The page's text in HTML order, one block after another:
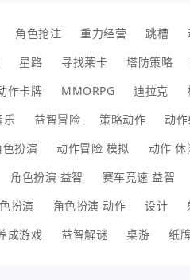
角色抢注 重力经营 跳槽
星路 寻找莱卡 塔防策略
作卡牌 MMORPG 迪拉克
乐 益智冒险 策略动作 动
扮演 动作冒险 模拟 动作 休
角色扮演 益智 赛车竞速 益智
扮演 角色扮演 动作 设计
成游戏 益智解谜 桌游 纸